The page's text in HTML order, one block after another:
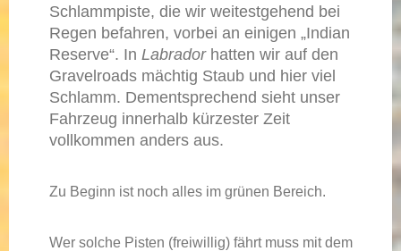
Schlammpiste, die wir weitestgehend bei
Regen befahren, vorbei an einigen „Indian
Reserve“. In Labradorhatten wir auf den
Gravelroads mächtig Staub und hier viel
Schlamm. Dementsprechend sieht unser
Fahrzeug innerhalb kürzester Zeit
vollkommen anders aus.
Zu Beginn ist noch alles im grünen Bereich.
Wer solche Pisten (freiwillig) fährt muss mit dem